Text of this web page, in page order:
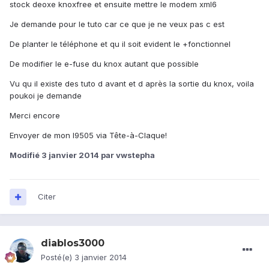
stock deoxe knoxfree et ensuite mettre le modem xml6
Je demande pour le tuto car ce que je ne veux pas c est
De planter le téléphone et qu il soit evident le +fonctionnel
De modifier le e-fuse du knox autant que possible
Vu qu il existe des tuto d avant et d après la sortie du knox, voila
poukoi je demande
Merci encore
Envoyer de mon I9505 via Tête-à-Claque!
Modifié 3 janvier 2014 par vwstepha
Citer
diablos3000
Posté(e) 3 janvier 2014